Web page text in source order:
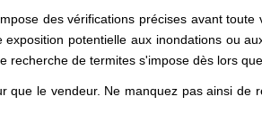
des vérifications précises avant
potentielle aux inondations ou
de termites s'impose dès lors
le vendeur. Ne manquez pas ainsi